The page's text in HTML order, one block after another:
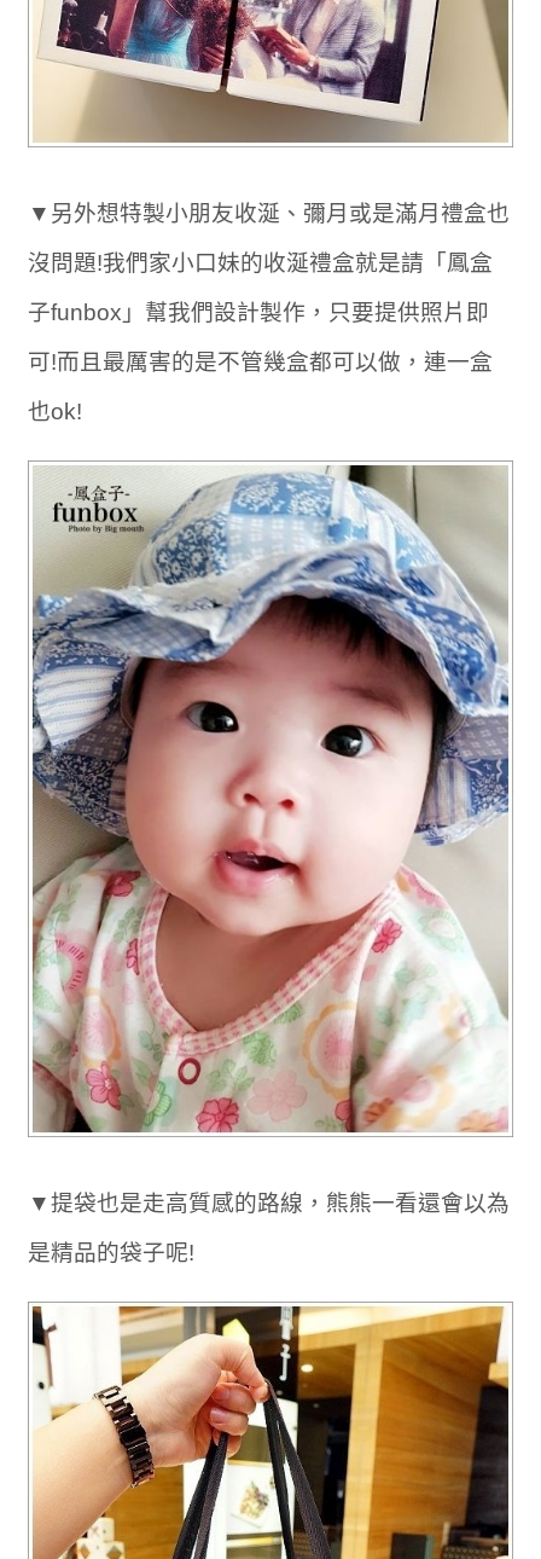
▼另外想特製小朋友收涎、彌月或是滿月禮盒也
沒問題!我們家小口妹的收涎禮盒就是請「鳳盒
子funbox」幫我們設計製作，只要提供照片即
可!而且最厲害的是不管幾盒都可以做，連一盒
也ok!
▼提袋也是走高質感的路線，熊熊一看還會以為
是精品的袋子呢!